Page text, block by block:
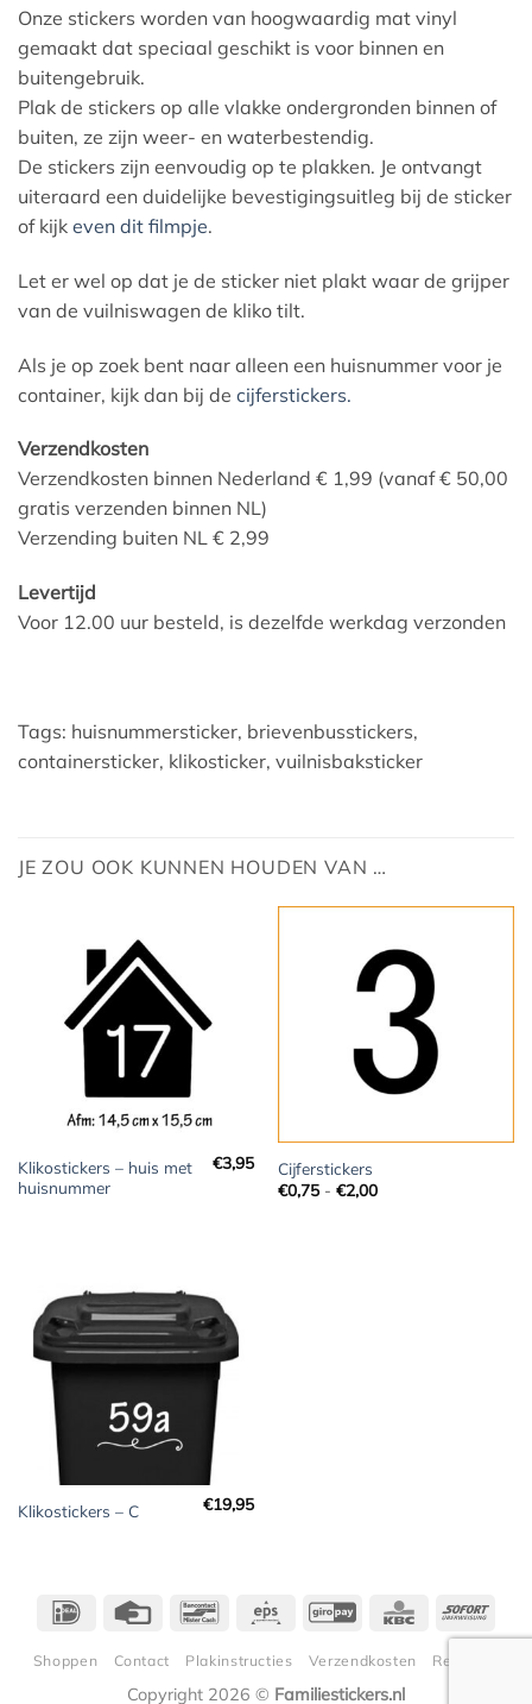
Onze stickers worden van hoogwaardig mat vinyl
gemaakt dat speciaal geschikt is voor binnen en
buitengebruik.
Plak de stickers op alle vlakke ondergronden binnen of
buiten, ze zijn weer- en waterbestendig.
De stickers zijn eenvoudig op te plakken. Je ontvangt
uiteraard een duidelijke bevestigingsuitleg bij de sticker
of kijk even dit filmpje.
Let er wel op dat je de sticker niet plakt waar de grijper
van de vuilniswagen de kliko tilt.
Als je op zoek bent naar alleen een huisnummer voor je
container, kijk dan bij de cijferstickers.
Verzendkosten
Verzendkosten binnen Nederland € 1,99 (vanaf € 50,00
gratis verzenden binnen NL)
Verzending buiten NL € 2,99
Levertijd
Voor 12.00 uur besteld, is dezelfde werkdag verzonden
Tags: huisnummersticker, brievenbusstickers,
containersticker, klikosticker, vuilnisbaksticker
JE ZOU OOK KUNNEN HOUDEN VAN …
Klikostickers – huis met
huisnummer
€3,95
Cijferstickers
€0,75 - €2,00Prijsklasse:
Klikostickers – C €19,95
IDeal
Credit
Bancontact
Eps GiroPay KBC
Shoppen Contact Plakinstructies Verzendkosten Retouren
Copyright 2026 © Familiestickers.nl